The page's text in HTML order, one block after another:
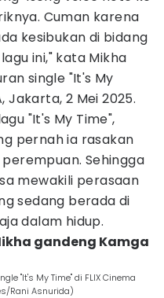
Cuman karena
kesibukan di bidang
ini," kata Mikha
single "It's My
Jakarta, 2 Mei 2025.
"It's My Time",
pernah ia rasakan
Sehingga
mewakili perasaan
sedang berada di
dalam hidup.
gandeng Kamga
"It's My Time" di FLIX Cinema
Rani Asnurida)